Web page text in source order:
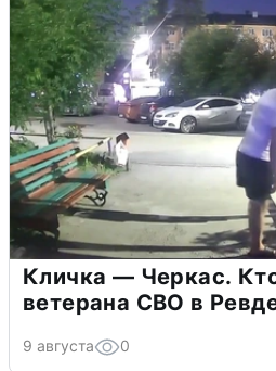
Кличка — Черкас.
ветерана СВО в
9 августа 0